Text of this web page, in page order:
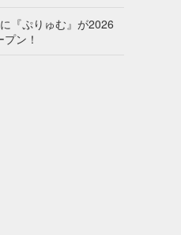
『ぷりゅむ』が2026
ン！